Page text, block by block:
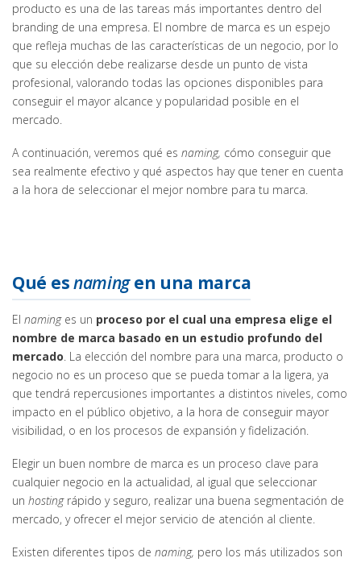
producto es una de las tareas más importantes dentro del
branding de una empresa. El nombre de marca es un espejo
que refleja muchas de las características de un negocio, por lo
que su elección debe realizarse desde un punto de vista
profesional, valorando todas las opciones disponibles para
conseguir el mayor alcance y popularidad posible en el
mercado.
A continuación, veremos qué es naming, cómo conseguir que
sea realmente efectivo y qué aspectos hay que tener en cuenta
a la hora de seleccionar el mejor nombre para tu marca.
Qué esnamingen una marca
El naminges un proceso por el cual una empresa elige el
nombre de marca basado en un estudio profundo del
mercado. La elección del nombre para una marca, producto o
negocio no es un proceso que se pueda tomar a la ligera, ya
que tendrá repercusiones importantes a distintos niveles, como
impacto en el público objetivo, a la hora de conseguir mayor
visibilidad, o en los procesos de expansión y fidelización.
Elegir un buen nombre de marca es un proceso clave para
cualquier negocio en la actualidad, al igual que seleccionar
un hostingrápido y seguro, realizar una buena segmentación de
mercado, y ofrecer el mejor servicio de atención al cliente.
Existen diferentes tipos de naming, pero los más utilizados son